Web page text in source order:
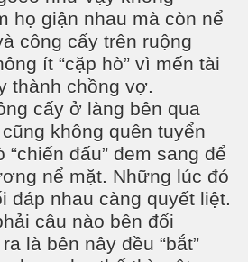
họ giận nhau mà còn nể
công cấy trên ruộng
ít “cặp hò” vì mến tài
thành chồng vợ.
cấy ở làng bên qua
không quên tuyển
đấu” đem sang để
nể mặt. Những lúc đó
đáp nhau càng quyết liệt.
câu nào bên đối
là bên nây đều “bắt”